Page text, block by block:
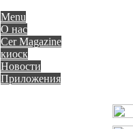
Menu
О нас
Cer Magazine
киоск
Новости
Приложения